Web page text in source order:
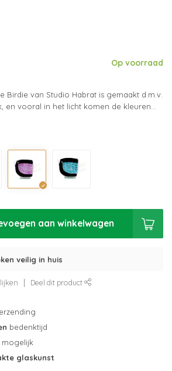
Op voorraad
Birdie van Studio Habrat is gemaakt d.m.v.
en vooral in het licht komen de kleuren...
aan winkelwagen
veilig in huis
Deel dit product
bedenktijd
mogelijk
glaskunst